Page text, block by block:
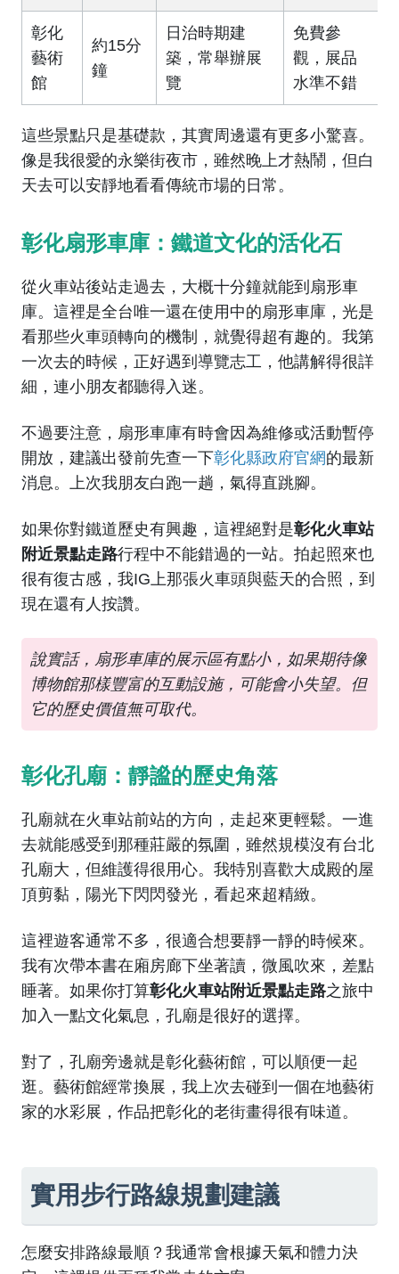
彰化
藝術
館
約15分
鐘
日治時期建
築，常舉辦展
覽
免費參
觀，展品
水準不錯
這些景點只是基礎款，其實周邊還有更多小驚喜。
像是我很愛的永樂街夜市，雖然晚上才熱鬧，但白
天去可以安靜地看看傳統市場的日常。
彰化扇形車庫：鐵道文化的活化石
從火車站後站走過去，大概十分鐘就能到扇形車
庫。這裡是全台唯一還在使用中的扇形車庫，光是
看那些火車頭轉向的機制，就覺得超有趣的。我第
一次去的時候，正好遇到導覽志工，他講解得很詳
細，連小朋友都聽得入迷。
不過要注意，扇形車庫有時會因為維修或活動暫停
開放，建議出發前先查一下彰化縣政府官網的最新
消息。上次我朋友白跑一趟，氣得直跳腳。
如果你對鐵道歷史有興趣，這裡絕對是彰化火車站
附近景點走路行程中不能錯過的一站。拍起照來也
很有復古感，我IG上那張火車頭與藍天的合照，到
現在還有人按讚。
說實話，扇形車庫的展示區有點小，如果期待像
博物館那樣豐富的互動設施，可能會小失望。但
它的歷史價值無可取代。
彰化孔廟：靜謐的歷史角落
孔廟就在火車站前站的方向，走起來更輕鬆。一進
去就能感受到那種莊嚴的氛圍，雖然規模沒有台北
孔廟大，但維護得很用心。我特別喜歡大成殿的屋
頂剪黏，陽光下閃閃發光，看起來超精緻。
這裡遊客通常不多，很適合想要靜一靜的時候來。
我有次帶本書在廂房廊下坐著讀，微風吹來，差點
睡著。如果你打算彰化火車站附近景點走路之旅中
加入一點文化氣息，孔廟是很好的選擇。
對了，孔廟旁邊就是彰化藝術館，可以順便一起
逛。藝術館經常換展，我上次去碰到一個在地藝術
家的水彩展，作品把彰化的老街畫得很有味道。
實用步行路線規劃建議
怎麼安排路線最順？我通常會根據天氣和體力決